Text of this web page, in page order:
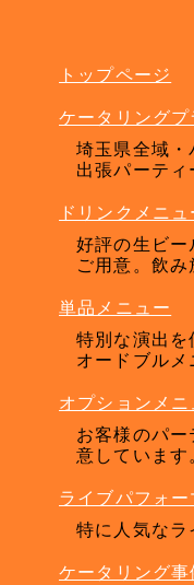
トップページ
ケータリングプ
埼玉県全域・
出張パーティ
ドリンクメニュ
好評の生ビ
ご用意。飲み
単品メニュー
特別な演出
オードブル
オプションメニ
お客様のパ
意しています。
ライブパフォー
特に人気なラ
ケータリング